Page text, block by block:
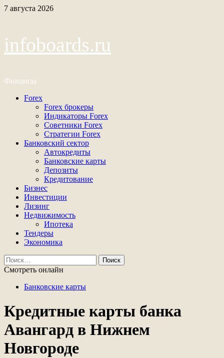
Перейти
7 августа 2026
infoboards.ru
Финансы
Основное
Forex
Forex брокеры
Индикаторы Forex
Советники Forex
Стратегии Forex
Банковский сектор
Автокредиты
Банковские карты
Депозиты
Кредитование
Бизнес
Инвестиции
Лизинг
Недвижимость
Ипотека
Тендеры
Экономика
Найти:
Смотреть онлайн
Банковские карты
Кредитные карты банка
Авангард в Нижнем
Новгороде